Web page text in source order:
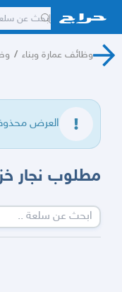
وظائف عمارة وبناء /
العرض
مطلوب نجار